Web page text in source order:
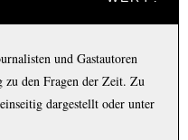
und Gastautoren
den Fragen der Zeit. Zu
dargestellt oder unter